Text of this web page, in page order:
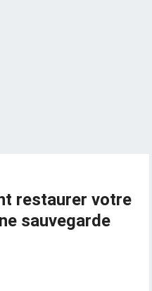
restaurer votre
sauvegarde